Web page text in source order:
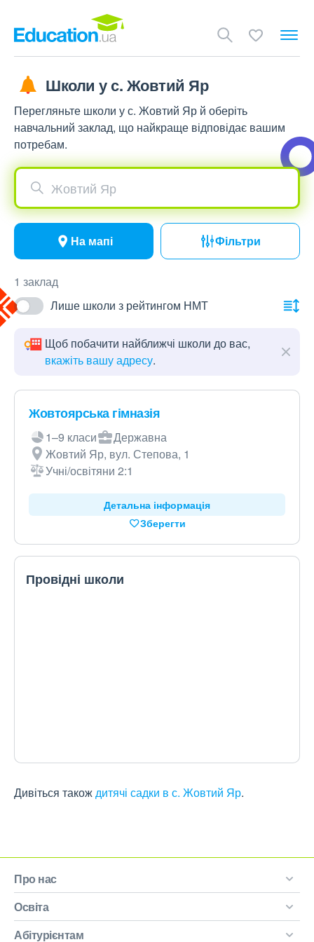
Школи у с. Жовтий Яр
Перегляньте школи у с. Жовтий Яр й оберіть
навчальний заклад, що найкраще відповідає вашим
потребам.
Жовтий Яр
На мапі Фільтри
1 заклад
Лише школи з рейтингом НМТ
Щоб побачити найближчі школи до вас,
вкажіть вашу адресу.
Жовтоярська гімназія
1–9 класи
Державна
Жовтий Яр, вул. Степова, 1
Учні/освітяни 2:1
Детальна інформація
Зберегти
Провідні школи
Дивіться такождитячі садки в с. Жовтий Яр.
Про нас
Освіта
Абітурієнтам